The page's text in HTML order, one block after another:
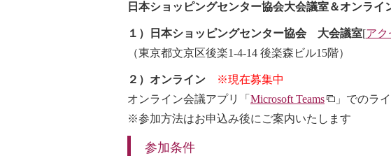
日本ショッピングセンター協会大会議室＆オンライ
１）日本ショッピングセンター協会 大会議室[アク
（東京都文京区後楽1-4-14 後楽森ビル15階）
２）オンライン
※現在募集中
オンライン会議アプリ「 Microsoft Teams
」でのラ
※参加方法はお申込み後にご案内いたします
参加条件